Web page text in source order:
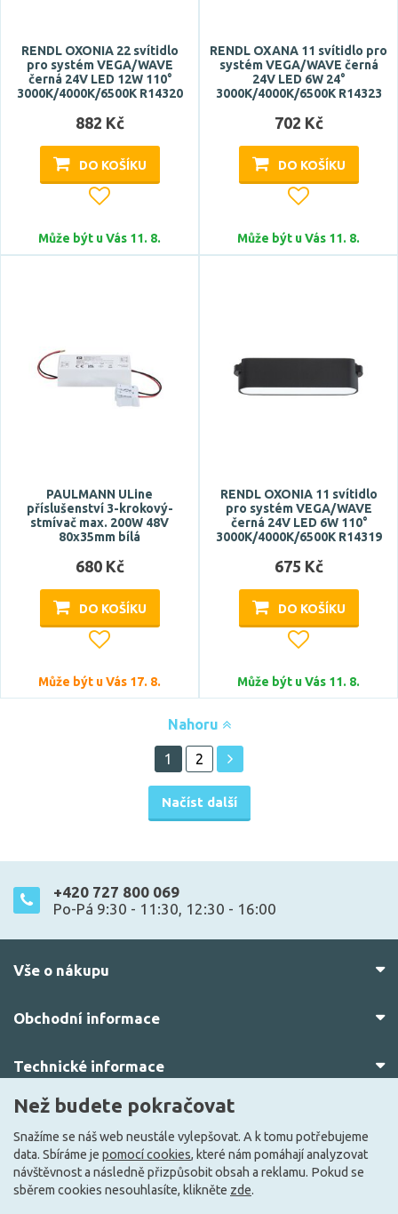
RENDL OXONIA 22 svítidlo
pro systém VEGA/WAVE
černá 24V LED 12W 110°
3000K/4000K/6500K R14320
882 Kč
DO KOŠÍKU
Může být u Vás 11. 8.
RENDL OXANA 11 svítidlo pro
systém VEGA/WAVE černá
24V LED 6W 24°
3000K/4000K/6500K R14323
702 Kč
DO KOŠÍKU
Může být u Vás 11. 8.
PAULMANN ULine
příslušenství 3-krokový-
stmívač max. 200W 48V
80x35mm bílá
680 Kč
DO KOŠÍKU
Může být u Vás 17. 8.
RENDL OXONIA 11 svítidlo
pro systém VEGA/WAVE
černá 24V LED 6W 110°
3000K/4000K/6500K R14319
675 Kč
DO KOŠÍKU
Může být u Vás 11. 8.
Nahoru
Načíst další
1 2
+420 727 800 069
Po-Pá 9:30 - 11:30, 12:30 - 16:00
Vše o nákupu
Obchodní informace
Technické informace
O nás
Než budete pokračovat
Snažíme se náš web neustále vylepšovat. A k tomu potřebujeme
data. Sbíráme je pomocí cookies, které nám pomáhají analyzovat
návštěvnost a následně přizpůsobit obsah a reklamu. Pokud se
sběrem cookies nesouhlasíte, klikněte zde.